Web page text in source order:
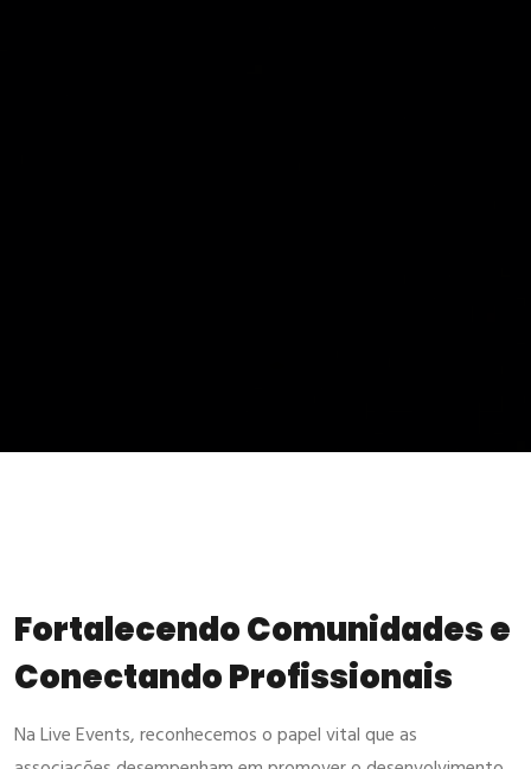
Fortalecendo Comunidades e
Conectando Profissionais
Na Live Events, reconhecemos o papel vital que as